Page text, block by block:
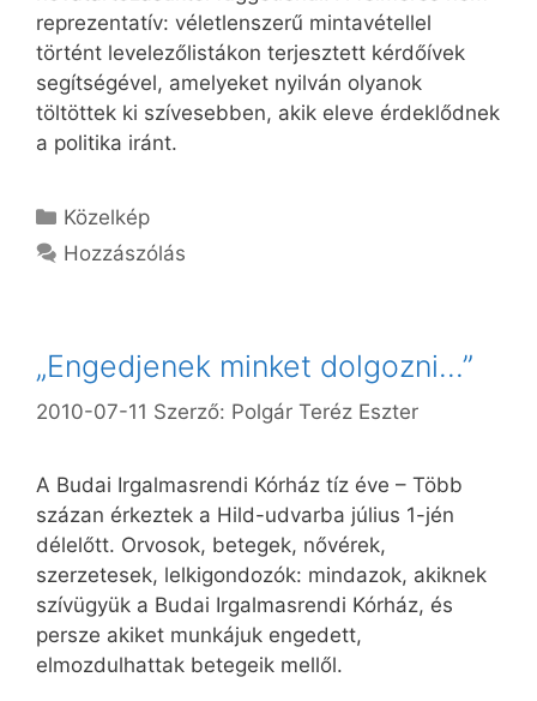
reprezentatív: véletlenszerű mintavétellel
történt levelezőlistákon terjesztett kérdőívek
segítségével, amelyeket nyilván olyanok
töltöttek ki szívesebben, akik eleve érdeklődnek
a politika iránt.
Kategória
Közelkép
Hozzászólás
„Engedjenek minket dolgozni…”
2010-07-11 Szerző: Polgár Teréz Eszter
A Budai Irgalmasrendi Kórház tíz éve – Több
százan érkeztek a Hild-udvarba július 1-jén
délelőtt. Orvosok, betegek, nővérek,
szerzetesek, lelkigondozók: mindazok, akiknek
szívügyük a Budai Irgalmasrendi Kórház, és
persze akiket munkájuk engedett,
elmozdulhattak betegeik mellől.